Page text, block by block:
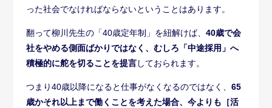
った社会でなければならないということはあります。
翻って柳川先生の「40歳定年制」を紐解けば、 40歳で会
社をやめる側面ばかりではなく、むしろ「中途採用」へ
積極的に舵を切ることを提言しておられます。
つまり40歳以降になると仕事がなくなるのではなく、 65
歳かそれ以上まで働くことを考えた場合、今よりも［活